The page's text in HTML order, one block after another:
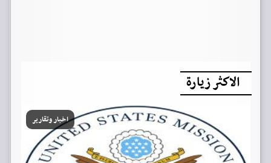
الاكثر زيارة
اخبار وتقارير